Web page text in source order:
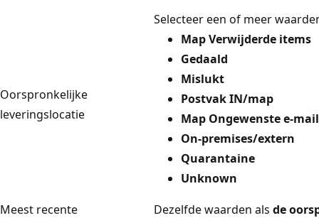
Oorspronkelijke
leveringslocatie
Selecteer een of meer
Map Verwijderde items
Gedaald
Mislukt
Postvak IN/map
Map Ongewenste e-mail
On-premises/extern
Quarantaine
Unknown
Meest recente
Dezelfde waarden als de